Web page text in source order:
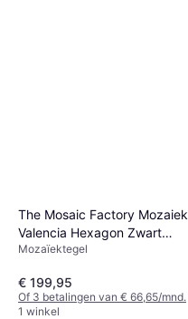
The Mosaic Factory Mozaiek
Valencia Hexagon Zwart
4.3x5.0
Mozaïektegel
€ 199,95
Of 3 betalingen van € 66,65/mnd.
1 winkel